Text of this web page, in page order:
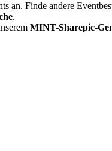
an. Finde andere
.
MINT-Sharepic-